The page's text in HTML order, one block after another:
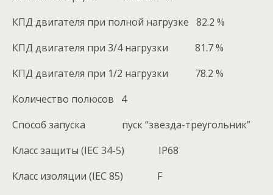
КПД двигателя при полной нагрузке 82.2 %
КПД двигателя при 3/4 нагрузки 81.7 %
КПД двигателя при 1/2 нагрузки 78.2 %
Количество полюсов 4
Способ запуска пуск “звезда-треугольник”
Класс защиты (IEC 34-5) IP68
Класс изоляции (IEC 85) F